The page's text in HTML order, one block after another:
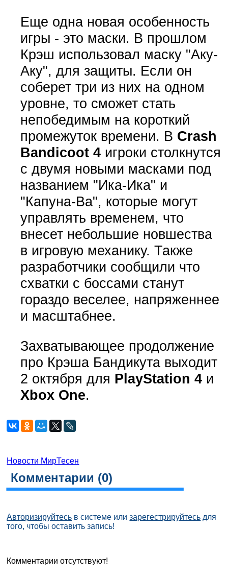
Еще одна новая особенность
игры - это маски. В прошлом
Крэш использовал маску "Аку-
Аку", для защиты. Если он
соберет три из них на одном
уровне, то сможет стать
непобедимым на короткий
промежуток времени. В Crash
Bandicoot 4игроки столкнутся
с двумя новыми масками под
названием "Ика-Ика" и
"Капуна-Ва", которые могут
управлять временем, что
внесет небольшие новшества
в игровую механику. Также
разработчики сообщили что
схватки с боссами станут
гораздо веселее, напряженнее
и масштабнее.
Захватывающее продолжение
про Крэша Бандикута выходит
2 октября для PlayStation 4и
Xbox One.
Новости МирТесен
Комментарии (0)
Авторизируйтесь в системе илизарегестрируйтесь для
того, чтобы оставить запись!
Комментарии отсутствуют!